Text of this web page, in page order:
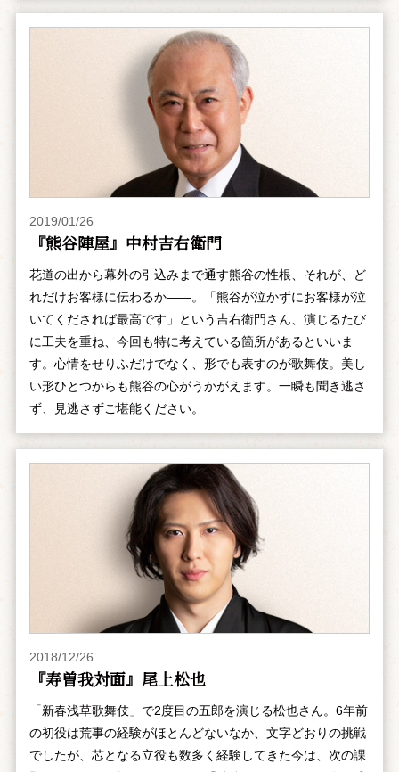
2019/01/26
『熊谷陣屋』中村吉右衛門
花道の出から幕外の引込みまで通す熊谷の性根、それが、ど
れだけお客様に伝わるか――。「熊谷が泣かずにお客様が泣
いてくだされば最高です」という吉右衛門さん、演じるたび
に工夫を重ね、今回も特に考えている箇所があるといいま
す。心情をせりふだけでなく、形でも表すのが歌舞伎。美し
い形ひとつからも熊谷の心がうかがえます。一瞬も聞き逃さ
ず、見逃さずご堪能ください。
2018/12/26
『寿曽我対面』尾上松也
「新春浅草歌舞伎」で2度目の五郎を演じる松也さん。6年前
の初役は荒事の経験がほとんどないなか、文字どおりの挑戦
でしたが、芯となる立役も数多く経験してきた今は、次の課